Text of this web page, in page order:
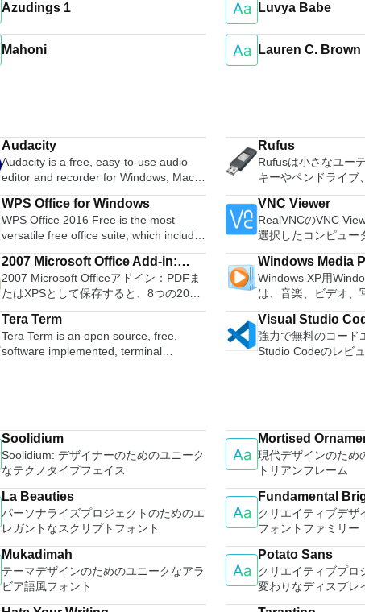
Azudings 1 Luvya Babe
Mahoni Lauren C. Brown
Audacity
Audacity is a free, easy-to-use audio
editor and recorder for Windows, Mac
OS X, GNU/Linux and other operating
systems. You can use Audacity to:
Record live audio. Convert tapes and
records into digital recordings or CDs.
Edit Ogg Vorbis, MP3, WAV or AIFF
sound files. Cut, copy, splice or mix
sounds together. Change the speed or
pitch of a recording. Add new effects
with LADSPA plug-ins. And more!
Rufus
Rufusは小さなユー
キーやペンドライブ
などの起動可能な
ブをフォーマットお
Rufusは、次のシナ
Windows、Linux、
可能なISOからUSB
アを作成する必要がある
ンストールされてい
する必要がある場合。 BIOSまたは
他のファームウェア
ュする必要がある場
ーティリティを実行
LiveXP、Knoppix、
Mint、NT Password
OpenSUSE、Parted
Ubuntu、Ultimate
XP（SP2以降）、
R2、Windows Vista
Windows 8。 *このリストは完全ではあ
りません。 サポート
次のとおりです。イ
ーシア語、セシュテ
イツ語、英語、スペ
WPS Office for Windows
WPS Office 2016 Free is the most
versatile free office suite, which includes
free word processor, spreadsheet
program and presentation maker. With
these three programs you will easily be
able to deal with any office related
tasks. WPS Office 2016 Free has
multiple language support for English,
French, German, Spanish,
Portuguese,Russian and Polish
such as the paragraph adjustment tool
and multiple tabbed feature. It also has
a PDF converter, spell check and word
count feature. WPS Office 2016
Personal Edition supports switching
language UI,File Roaming and Docer
online templates. Key features include:
Presentation Multimedia presentations
creator. Spreadsheets Powerful tool for
data processing and analysis. 100%
compatible with MS Office document file
VNC Viewer
RealVNCのVNC
選択したコンピュー
トアクセスできます
PC、またはLinuxマ
からでも。 VNC
コンピューターのデ
たり、コンピュータ
いるかのようにマウ
御したりできます。 VNC Viewerは、イ
ンストールと使用が
フォームにVNC
する権限がない場合
オプションを選択す
主な機能は次のとお
サービスを介して
ているコンピュータ
Apple Screen
を実行しているコン
続します。 各デバ
サインインして、す
接続をバックアップ
2007 Microsoft Office Add-in:
Microsoft Save as PDF or XPS
2007 Microsoft Officeアドイン：PDFま
たはXPSとして保存すると、8つの2007
Microsoft OfficeプログラムでPDFおよび
XPS形式にエクスポートして保存できま
す。このツールを使用すると、これらの
プログラムのサブセットでPDF形式およ
ラムで動作します。 Microsoft Office
Access 2007。 Microsoft Office Excel
2007。 Microsoft Office InfoPath
2007。 Microsoft Office OneNote
2007。 Microsoft Office PowerPoint
2007。 Microsoft Office Publisher
2007。 Microsoft Office Visio 2007。
Microsoft Office Word 2007。 2007
Microsoft Officeプログラムのこの
Microsoft Save as PDFまたはXPSアド
インは、2007 Microsoft Office systemソ
Windows Media
Windows XP用
は、音楽、ビデオ、
たテレビ番組などす
む最適な機能を搭載
生、表示、外出先で
ブル デバイスとの同
をより多く - デジタ
楽しくなります。 エ
をすべて1つの場所
写真、録画したテレ
して楽しめます。
どこにいても音楽、
セスできます。
Tera Term
Tera Term is an open source, free,
software implemented, terminal
port connections. It also has a built-in
macro scripting language and some
other useful plugins. Key features
include: Automatically creates logs with
unique log names. Supports SSH,
standard telnet and serial ports.
Supports dec/digital/vt terminal
standards. Tera Term is a useful
application, which allows the connection
to any remote Telnet or SSH hosts. It
sports a clean and crisp layout that is
easy to work with. The application does
Visual Studio
強力で無料のコード
Studio Codeのレビ
Soolidium
Soolidium: デザイナーのためのユニーク
なテクノタイプフェイス
Mortised
現代デザインのため
トリアンフレーム
La Beauties
パーソナライズプロジェクトのためのエ
レガントなスクリプトフォント
Fundamental
クリエイティブデザ
フォントファミリー
Mukadimah
テーマデザインのためのユニークなアラ
ビア語風フォント
Potato Sans
クリエイティブプロ
変わりなディスプレ